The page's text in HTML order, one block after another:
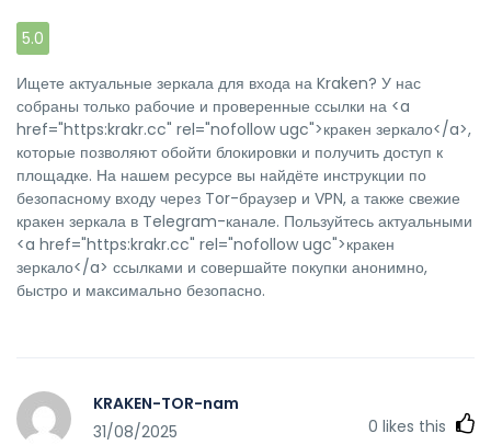
5.0
Ищете актуальные зеркала для входа на Kraken? У нас
собраны только рабочие и проверенные ссылки на <a
href="https:krakr.cc" rel="nofollow ugc">кракен зеркало</a>,
которые позволяют обойти блокировки и получить доступ к
площадке. На нашем ресурсе вы найдёте инструкции по
безопасному входу через Tor-браузер и VPN, а также свежие
кракен зеркала в Telegram-канале. Пользуйтесь актуальными
<a href="https:krakr.cc" rel="nofollow ugc">кракен
зеркало</a> ссылками и совершайте покупки анонимно,
быстро и максимально безопасно.
KRAKEN-TOR-nam
31/08/2025
0 likes this